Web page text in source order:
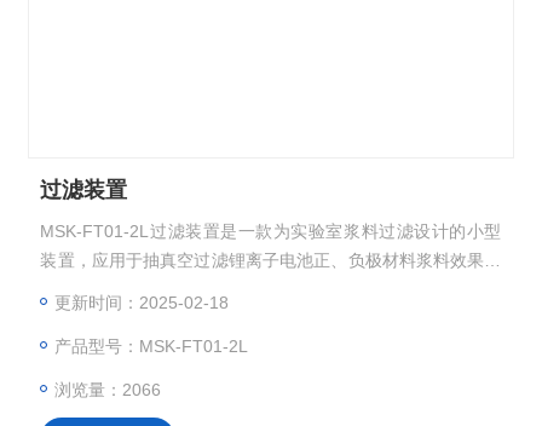
过滤装置
MSK-FT01-2L过滤装置是一款为实验室浆料过滤设计的小型
装置，应用于抽真空过滤锂离子电池正、负极材料浆料效果优
更新时间：2025-02-18
产品型号：MSK-FT01-2L
浏览量：2066